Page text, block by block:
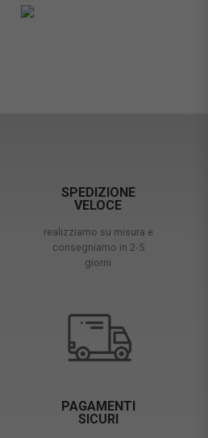
SPEDIZIONE
VELOCE
realizziamo su misura e
consegniamo in 2-5
giorni
PAGAMENTI
SICURI